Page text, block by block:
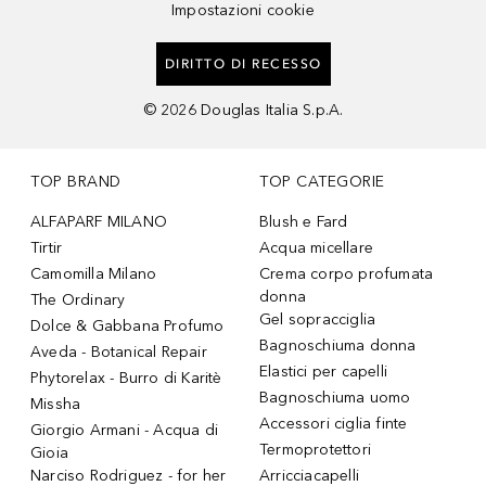
Impostazioni cookie
DIRITTO DI RECESSO
© 2026 Douglas Italia S.p.A.
TOP BRAND
ALFAPARF MILANO
Tirtir
Camomilla Milano
The Ordinary
Dolce & Gabbana Profumo
Aveda - Botanical Repair
Phytorelax - Burro di Karitè
Missha
Giorgio Armani - Acqua di
Gioia
Narciso Rodriguez - for her
TOP CATEGORIE
Blush e Fard
Acqua micellare
Crema corpo profumata
donna
Gel sopracciglia
Bagnoschiuma donna
Elastici per capelli
Bagnoschiuma uomo
Accessori ciglia finte
Termoprotettori
Arricciacapelli